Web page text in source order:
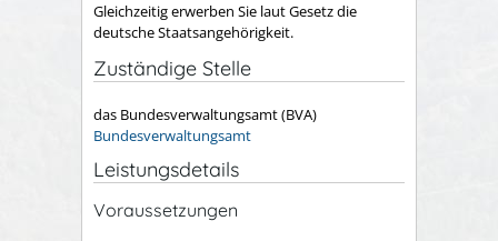
Gleichzeitig erwerben Sie laut Gesetz die
deutsche Staatsangehörigkeit.
Zuständige Stelle
das Bundesverwaltungsamt (BVA)
Bundesverwaltungsamt
Leistungsdetails
Voraussetzungen